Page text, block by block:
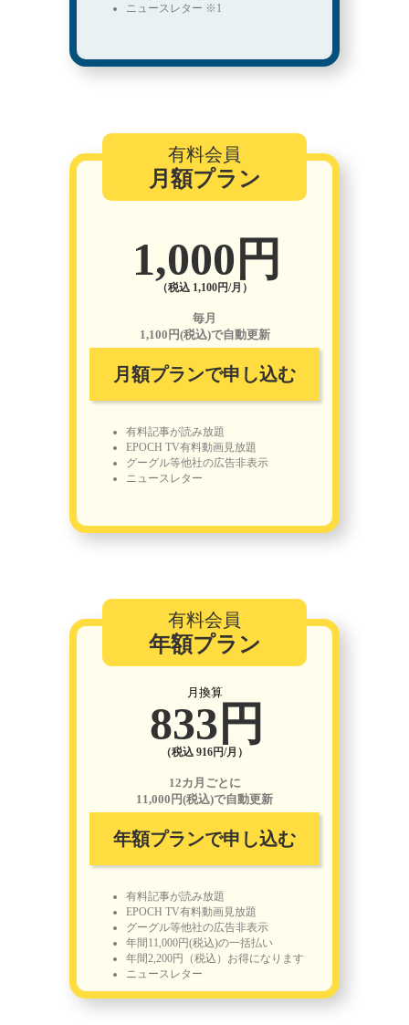
ニュースレター ※1
有料会員
月額プラン
1,000円
（税込 1,100円/月）
毎月
1,100円(税込)で自動更新
月額プランで申し込む
有料記事が読み放題
EPOCH TV有料動画見放題
グーグル等他社の広告非表示
ニュースレター
有料会員
年額プラン
月換算
833円
（税込 916円/月）
12カ月ごとに
11,000円(税込)で自動更新
年額プランで申し込む
有料記事が読み放題
EPOCH TV有料動画見放題
グーグル等他社の広告非表示
年間11,000円(税込)の一括払い
年間2,200円（税込）お得になります
ニュースレター